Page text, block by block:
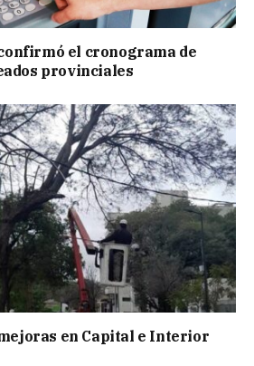
el cronograma de
provinciales
en Capital e Interior